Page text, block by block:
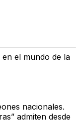
el mundo de la
nacionales.
admiten desde